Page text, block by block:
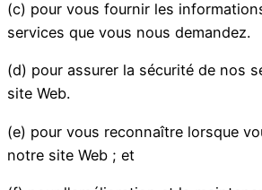
(c) pour vous fournir les
services que vous nous demandez.
(d) pour assurer la sécurité de nos
site Web.
(e) pour vous reconnaître lorsque
notre site Web ; et